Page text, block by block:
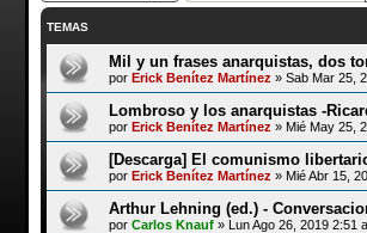
TEMAS
Mil y un frases anarquistas, dos
por Erick Benítez Martínez » Sab Mar 25,
Lombroso y los anarquistas -
por Erick Benítez Martínez » Mié May 25,
[Descarga] El comunismo
por Erick Benítez Martínez » Mié Abr 15,
Arthur Lehning (ed.) -
por Carlos Knauf» Lun Ago 26, 2019 2:51